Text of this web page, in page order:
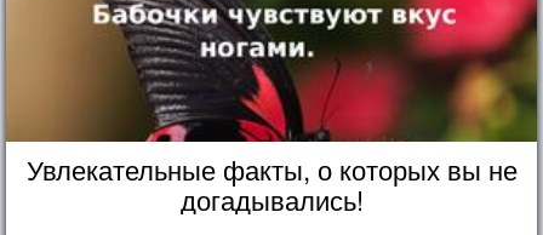
Увлекательные факты, о которых вы не
догадывались!